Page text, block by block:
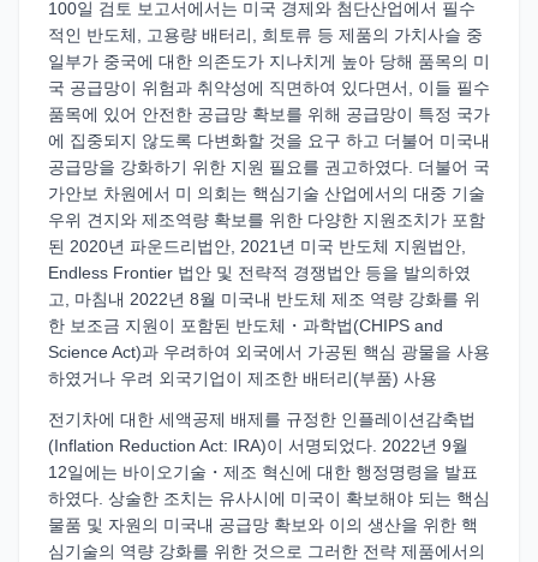
100일 검토 보고서에서는 미국 경제와 첨단산업에서 필수
적인 반도체, 고용량 배터리, 희토류 등 제품의 가치사슬 중
일부가 중국에 대한 의존도가 지나치게 높아 당해 품목의 미
국 공급망이 위험과 취약성에 직면하여 있다면서, 이들 필수
품목에 있어 안전한 공급망 확보를 위해 공급망이 특정 국가
에 집중되지 않도록 다변화할 것을 요구 하고 더불어 미국내
공급망을 강화하기 위한 지원 필요를 권고하였다. 더불어 국
가안보 차원에서 미 의회는 핵심기술 산업에서의 대중 기술
우위 견지와 제조역량 확보를 위한 다양한 지원조치가 포함
된 2020년 파운드리법안, 2021년 미국 반도체 지원법안,
Endless Frontier 법안 및 전략적 경쟁법안 등을 발의하였
고, 마침내 2022년 8월 미국내 반도체 제조 역량 강화를 위
한 보조금 지원이 포함된 반도체・과학법(CHIPS and
Science Act)과 우려하여 외국에서 가공된 핵심 광물을 사용
하였거나 우려 외국기업이 제조한 배터리(부품) 사용
전기차에 대한 세액공제 배제를 규정한 인플레이션감축법
(Inflation Reduction Act: IRA)이 서명되었다. 2022년 9월
12일에는 바이오기술・제조 혁신에 대한 행정명령을 발표
하였다. 상술한 조치는 유사시에 미국이 확보해야 되는 핵심
물품 및 자원의 미국내 공급망 확보와 이의 생산을 위한 핵
심기술의 역량 강화를 위한 것으로 그러한 전략 제품에서의